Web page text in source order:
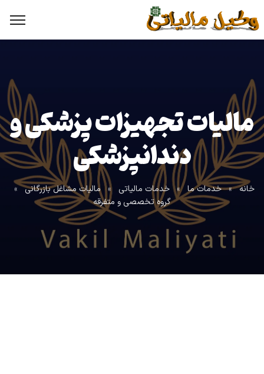
مالیات تجهیزات پزشکی و
دندانپزشکی
خانه » خدمات ما » خدمات مالیاتی » مالیات مشاغل بازرگانی »
گروه تخصصی و متفرقه